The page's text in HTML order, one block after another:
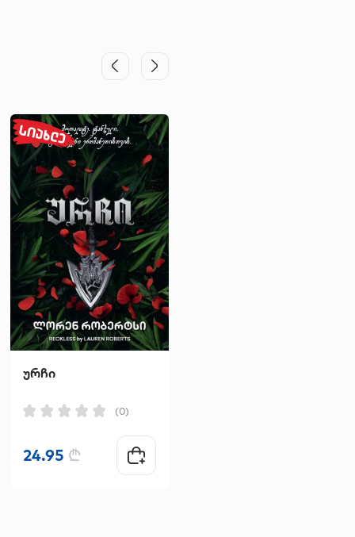
ურჩი
(0)
24.95 ₾